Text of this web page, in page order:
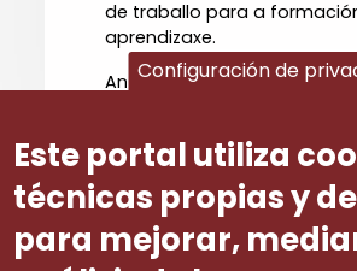
de traballo para a
aprendizaxe.
Ante a situación de
organización sindicais que
Consello propoñen que a
Galicia inste do Ministerio de
Emprego e Seguridade
modifique a normativa do
Configuración de
Este portal utiliza
técnicas propias y
para mejorar,